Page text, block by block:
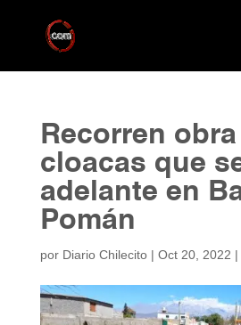
Recorren
cloacas que
adelante en
Pomán
por Diario Chilecito| Oct 20, 2022 |